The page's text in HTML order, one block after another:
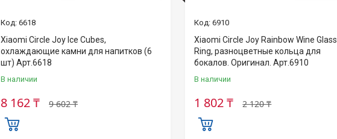
6618
Xiaomi Circle Joy Ice Cubes,
охлаждающие камни для напитков (6
шт) Арт.6618
В наличии
9 602 ₸
8 162 ₸
6910
Xiaomi Circle Joy Rainbow Wine Glass
Ring, разноцветные кольца для
бокалов. Оригинал. Арт.6910
В наличии
2 120 ₸
1 802 ₸